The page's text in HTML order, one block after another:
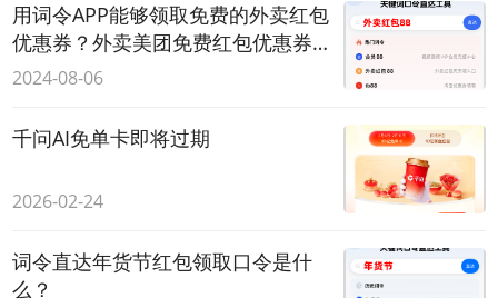
用词令APP能够领取免费的外卖红包
优惠券？外卖美团免费红包优惠券
是真的吗？
2024-08-06
千问AI免单卡即将过期
2026-02-24
词令直达年货节红包领取口令是什
么？